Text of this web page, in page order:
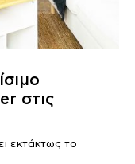
στις
εκτάκτως το